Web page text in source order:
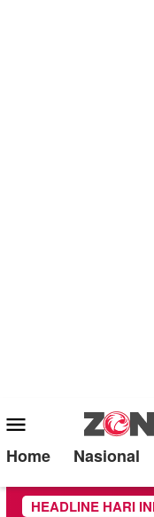
Mobile
Menu
Home Nasional
HEADLINE HARI
Genjot Raperda